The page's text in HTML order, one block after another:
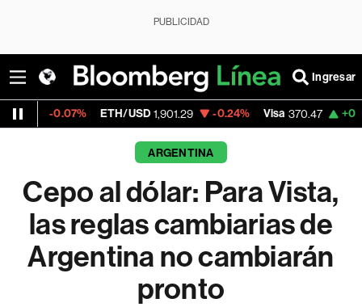
PUBLICIDAD
Ingresar
ETH/USD 1,901.29 -0.24% Visa 370.47 +0.52%
ARGENTINA
Cepo al dólar: Para Vista,
las reglas cambiarias de
Argentina no cambiarán
pronto